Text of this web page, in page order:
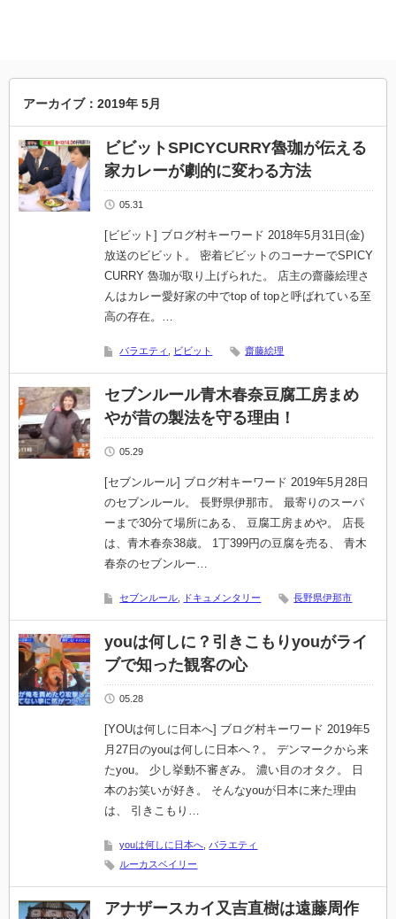
アーカイブ：2019年 5月
ビビットSPICYCURRY魯珈が伝える
家カレーが劇的に変わる方法
05.31
[ビビット] ブログ村キーワード 2018年5月31日(金)
放送のビビット。 密着ビビットのコーナーでSPICY
CURRY 魯珈が取り上げられた。 店主の齋藤絵理さ
んはカレー愛好家の中でtop of topと呼ばれている至
高の存在。…
バラエティ ビビット 齋藤絵理
セブンルール青木春奈豆腐工房まめ
やが昔の製法を守る理由！
05.29
[セブンルール] ブログ村キーワード 2019年5月28日
のセブンルール。 長野県伊那市。 最寄りのスーパ
ーまで30分て場所にある、 豆腐工房まめや。 店長
は、青木春奈38歳。 1丁399円の豆腐を売る、 青木
春奈のセブンルー…
セブンルール ドキュメンタリー 長野県伊那市
youは何しに？引きこもりyouがライ
ブで知った観客の心
05.28
[YOUは何しに日本へ] ブログ村キーワード 2019年5
月27日のyouは何しに日本へ？。 デンマークから来
たyou。 少し挙動不審ぎみ。 濃い目のオタク。 日
本のお笑いが好き。 そんなyouが日本に来た理由
は、 引きこもり…
youは何しに日本へ バラエティ
ルーカスベイリー
アナザースカイ又吉直樹は遠藤周作